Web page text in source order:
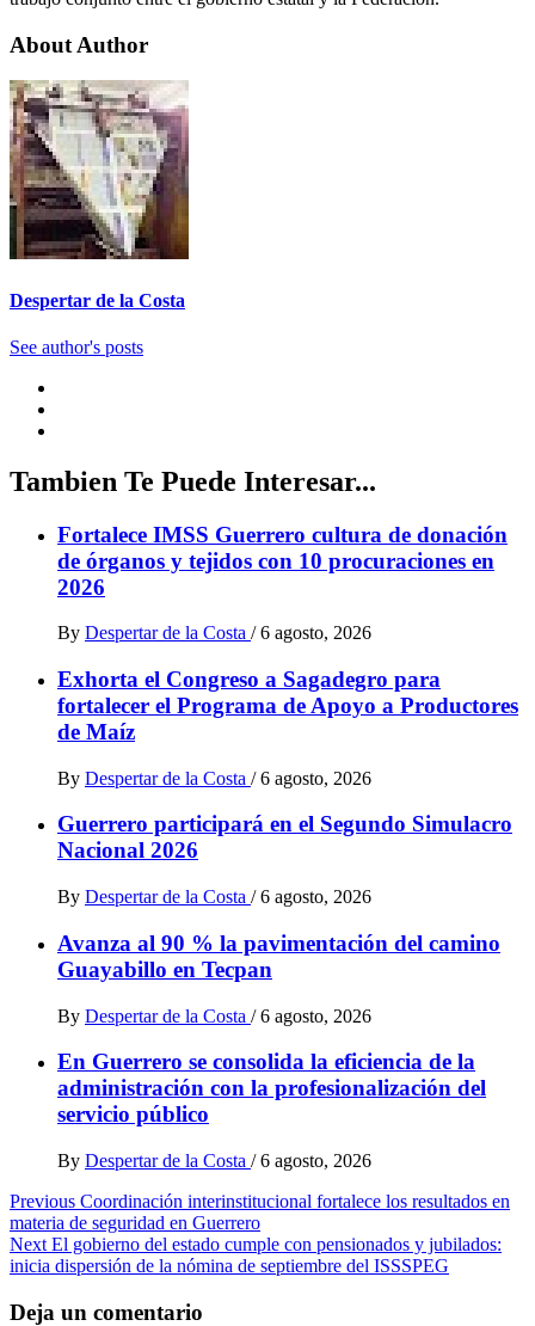
About Author
Despertar de la Costa
See author's posts
Tambien Te Puede Interesar...
Fortalece IMSS Guerrero cultura de donación
de órganos y tejidos con 10 procuraciones en
2026
By Despertar de la Costa / 6 agosto, 2026
Exhorta el Congreso a Sagadegro para
fortalecer el Programa de Apoyo a Productores
de Maíz
By Despertar de la Costa / 6 agosto, 2026
Guerrero participará en el Segundo Simulacro
Nacional 2026
By Despertar de la Costa / 6 agosto, 2026
Avanza al 90 % la pavimentación del camino
Guayabillo en Tecpan
By Despertar de la Costa / 6 agosto, 2026
En Guerrero se consolida la eficiencia de la
administración con la profesionalización del
servicio público
By Despertar de la Costa / 6 agosto, 2026
Post
navigation
Previous Coordinación interinstitucional fortalece los resultados en
materia de seguridad en Guerrero
Next El gobierno del estado cumple con pensionados y jubilados:
inicia dispersión de la nómina de septiembre del ISSSPEG
Deja un comentario